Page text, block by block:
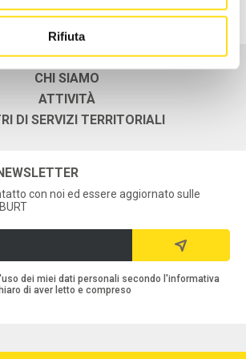
Rifiuta
CHI SIAMO
ATTIVITÀ
DI SERVIZI TERRITORIALI
con noi ed essere aggiornato sulle
dei miei dati personali secondo l'informativa
di aver letto e compreso